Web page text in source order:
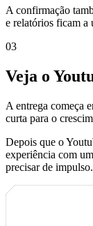
A confirmação
e relatórios ficam a
03
Veja o
A entrega começa
curta para o
Depois que o
experiência com
precisar de impulso.